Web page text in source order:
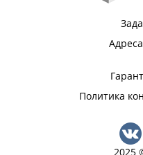
Политика
2025